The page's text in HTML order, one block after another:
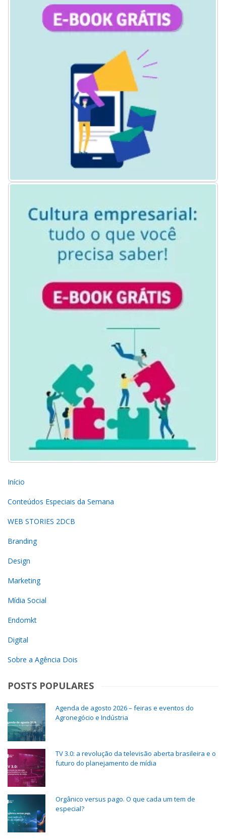
Início
Conteúdos Especiais da Semana
WEB STORIES 2DCB
Branding
Design
Marketing
Mídia Social
Endomkt
Digital
Sobre a Agência Dois
POSTS POPULARES
Agenda de agosto 2026 – feiras e eventos do
Agronegócio e Indústria
TV 3.0: a revolução da televisão aberta brasileira e o
futuro do planejamento de mídia
Orgânico versus pago. O que cada um tem de
especial?